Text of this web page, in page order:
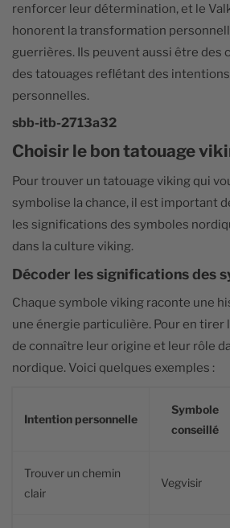
renforcer leur détermination, et le
honorent la transformation
guerrières. Ils peuvent aussi être des
des tatouages reflétant des
personnelles.
sbb-itb-2713a32
Choisir le bon tatouage
Pour trouver un tatouage viking qui
symbolise la chance, il est important
les significations des symboles
dans la culture viking.
Décoder les significations des
Chaque symbole viking raconte une
une énergie particulière. Pour en tirer
de connaître leur origine et leur rôle
nordique. Voici quelques exemples :
Intention personnelle
Symbole
conseillé
Trouver un chemin
clair
Vegvisir